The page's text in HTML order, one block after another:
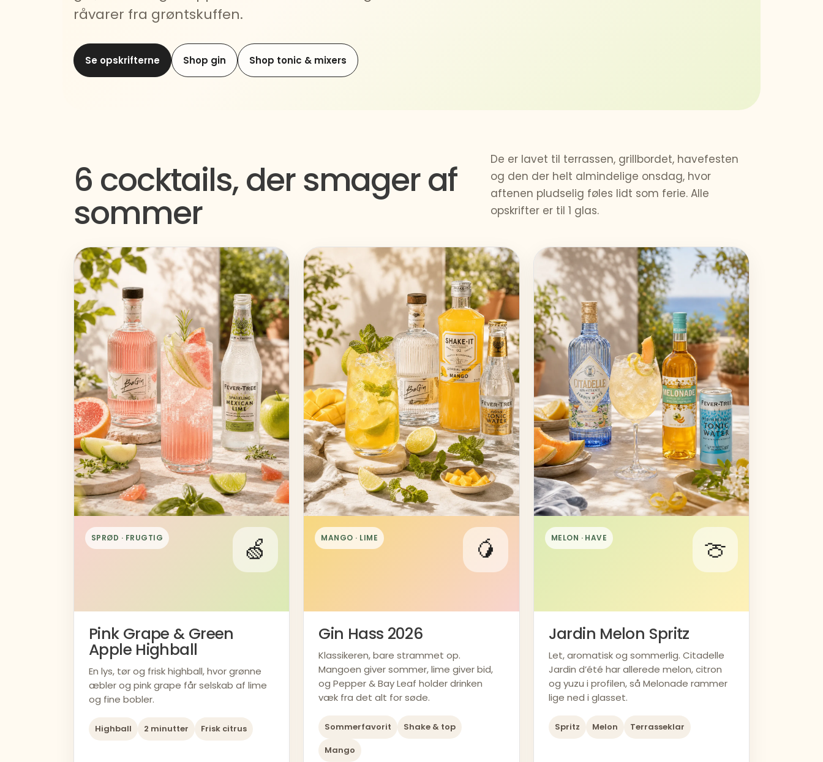
råvarer fra grøntskuffen.
Se opskrifterne Shop gin Shop tonic & mixers
6 cocktails, der smager af
sommer
De er lavet til terrassen, grillbordet, havefesten
og den der helt almindelige onsdag, hvor
aftenen pludselig føles lidt som ferie. Alle
opskrifter er til 1 glas.
SPRØD · FRUGTIG 🍏
Pink Grape & Green
Apple Highball
En lys, tør og frisk highball, hvor grønne
æbler og pink grape får selskab af lime
og fine bobler.
Highball 2 minutter Frisk citrus
MANGO · LIME 🥭
Gin Hass 2026
Klassikeren, bare strammet op.
Mangoen giver sommer, lime giver bid,
og Pepper & Bay Leaf holder drinken
væk fra det alt for søde.
Sommerfavorit
Shake & top
Mango
MELON · HAVE 🍈
Jardin Melon Spritz
Let, aromatisk og sommerlig. Citadelle
Jardin d’été har allerede melon, citron
og yuzu i profilen, så Melonade rammer
lige ned i glasset.
Spritz Melon Terrasseklar